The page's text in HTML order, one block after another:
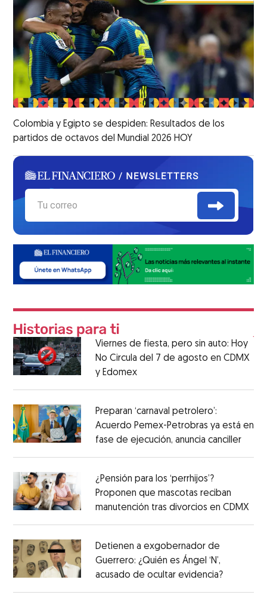
Colombia y Egipto se despiden: Resultados de los
partidos de octavos del Mundial 2026 HOY
Viernes de fiesta, pero sin auto: Hoy
No Circula del 7 de agosto en CDMX
y Edomex
Preparan ‘carnaval petrolero’:
Acuerdo Pemex-Petrobras ya está en
fase de ejecución, anuncia canciller
¿Pensión para los ‘perrhijos’?
Proponen que mascotas reciban
manutención tras divorcios en CDMX
Detienen a exgobernador de
Guerrero: ¿Quién es Ángel ‘N’,
acusado de ocultar evidencia?